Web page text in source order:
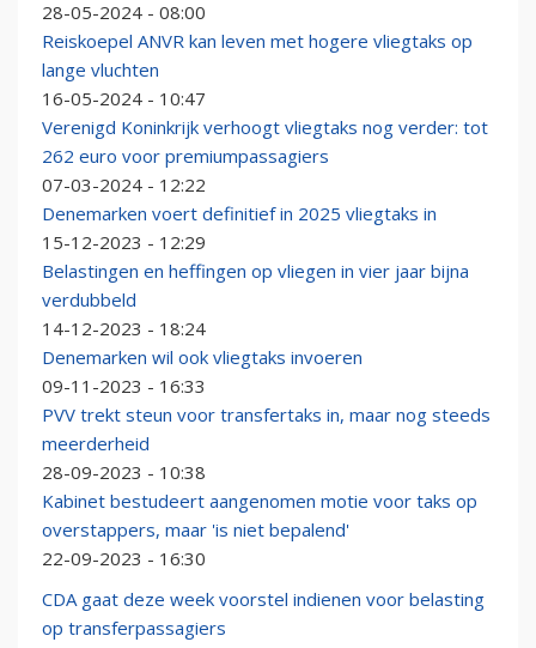
28-05-2024 - 08:00
Reiskoepel ANVR kan leven met hogere vliegtaks op
lange vluchten
16-05-2024 - 10:47
Verenigd Koninkrijk verhoogt vliegtaks nog verder: tot
262 euro voor premiumpassagiers
07-03-2024 - 12:22
Denemarken voert definitief in 2025 vliegtaks in
15-12-2023 - 12:29
Belastingen en heffingen op vliegen in vier jaar bijna
verdubbeld
14-12-2023 - 18:24
Denemarken wil ook vliegtaks invoeren
09-11-2023 - 16:33
PVV trekt steun voor transfertaks in, maar nog steeds
meerderheid
28-09-2023 - 10:38
Kabinet bestudeert aangenomen motie voor taks op
overstappers, maar 'is niet bepalend'
22-09-2023 - 16:30
CDA gaat deze week voorstel indienen voor belasting
op transferpassagiers